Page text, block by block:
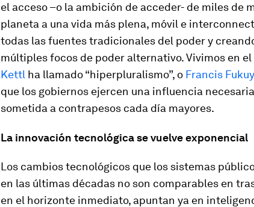
el acceso –o la ambición de acceder- de miles de
planeta a una vida más plena, móvil e
todas las fuentes tradicionales del poder y
múltiples focos de poder alternativo. Vivimos en
Kettl ha llamado “hiperpluralismo”, o Francis
que los gobiernos ejercen una influencia
sometida a contrapesos cada día mayores.
La innovación tecnológica se vuelve exponencial
Los cambios tecnológicos que los sistemas
en las últimas décadas no son comparables en
en el horizonte inmediato, apuntan ya en